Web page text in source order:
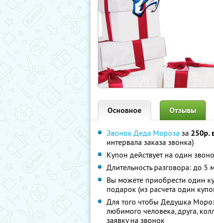
Основное Отзывы
Звонок Деда Мороза за 250р.
интервала заказа звонка)
Купон действует на один
Длительность разговора: до 5
Вы можете приобрести один
подарок (из расчета один
Для того чтобы Дедушка
любимого человека, друга,
заявку на звонок